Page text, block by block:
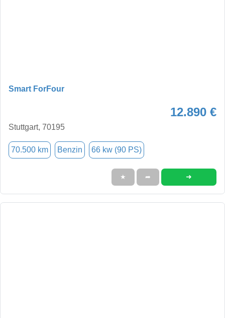
Smart ForFour
12.890 €
Stuttgart, 70195
70.500 km Benzin 66 kw (90 PS)
★ ➦ ➜